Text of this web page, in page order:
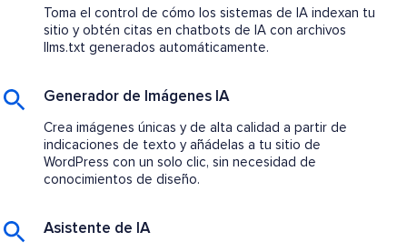
Toma el control de cómo los sistemas de IA indexan tu
sitio y obtén citas en chatbots de IA con archivos
llms.txt generados automáticamente.
Generador de Imágenes IA
Crea imágenes únicas y de alta calidad a partir de
indicaciones de texto y añádelas a tu sitio de
WordPress con un solo clic, sin necesidad de
conocimientos de diseño.
Asistente de IA